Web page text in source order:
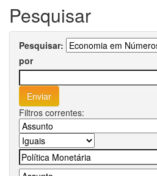
Pesquisar
Pesquisar:
por
Filtros correntes: